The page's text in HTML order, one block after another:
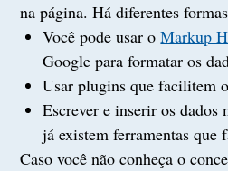
na página. Há diferentes
Você pode usar oMarkup
Google para formatar os
Usar plugins que facilitem
Escrever e inserir os dados
já existem ferramentas que
Caso você não conheça o